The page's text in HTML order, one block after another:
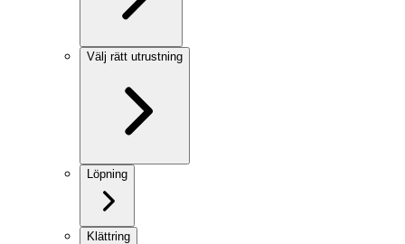
Välj rätt utrustning
Löpning
Klättring